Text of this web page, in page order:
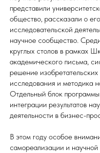
представили
общество, рассказали о
исследовательской
научное сообщество.
круглых столов в рамках
академического письма,
решение
исследования и методика
Отдельный блок
интеграции результатов
деятельности в бизнес-
В этом году особое
самореализации и